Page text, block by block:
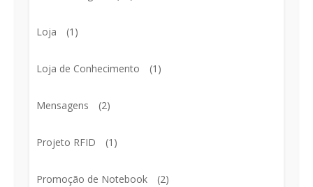
Loja (1)
Loja de Conhecimento (1)
Mensagens (2)
Projeto RFID (1)
Promoção de Notebook (2)